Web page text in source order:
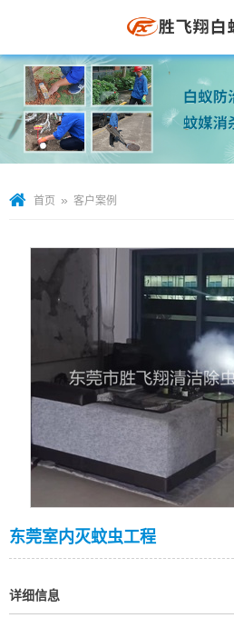
首页 » 客户案例
东莞室内灭蚊虫工程
详细信息